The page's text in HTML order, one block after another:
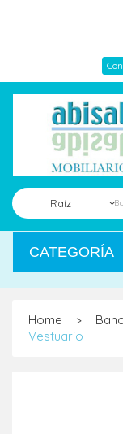
Raíz
CATEGORÍA
Home >
Vestuario